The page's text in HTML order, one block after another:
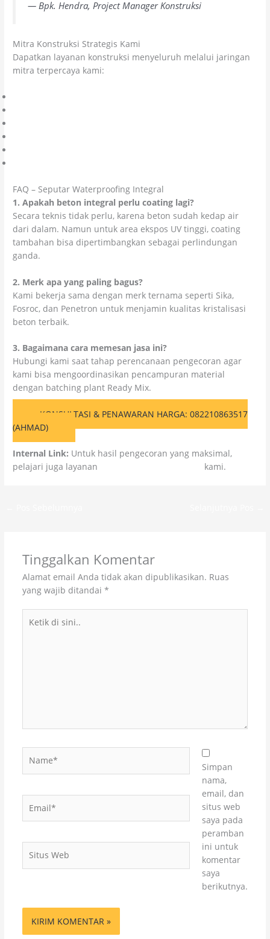
— Bpk. Hendra, Project Manager Konstruksi
Mitra Konstruksi Strategis Kami
Dapatkan layanan konstruksi menyeluruh melalui jaringan
mitra terpercaya kami:
FAQ – Seputar Waterproofing Integral
1. Apakah beton integral perlu coating lagi?
Secara teknis tidak perlu, karena beton sudah kedap air
dari dalam. Namun untuk area ekspos UV tinggi, coating
tambahan bisa dipertimbangkan sebagai perlindungan
ganda.
2. Merk apa yang paling bagus?
Kami bekerja sama dengan merk ternama seperti Sika,
Fosroc, dan Penetron untuk menjamin kualitas kristalisasi
beton terbaik.
3. Bagaimana cara memesan jasa ini?
Hubungi kami saat tahap perencanaan pengecoran agar
kami bisa mengoordinasikan pencampuran material
dengan batching plant Ready Mix.
KONSULTASI & PENAWARAN HARGA: 082210863517
(AHMAD)
Internal Link: Untuk hasil pengecoran yang maksimal,
pelajari juga layanan
kami.
Tinggalkan Komentar
Alamat email Anda tidak akan dipublikasikan. Ruas
yang wajib ditandai *
Web
Simpan
nama,
email, dan
situs web
saya pada
peramban
ini untuk
komentar
saya
berikutnya.